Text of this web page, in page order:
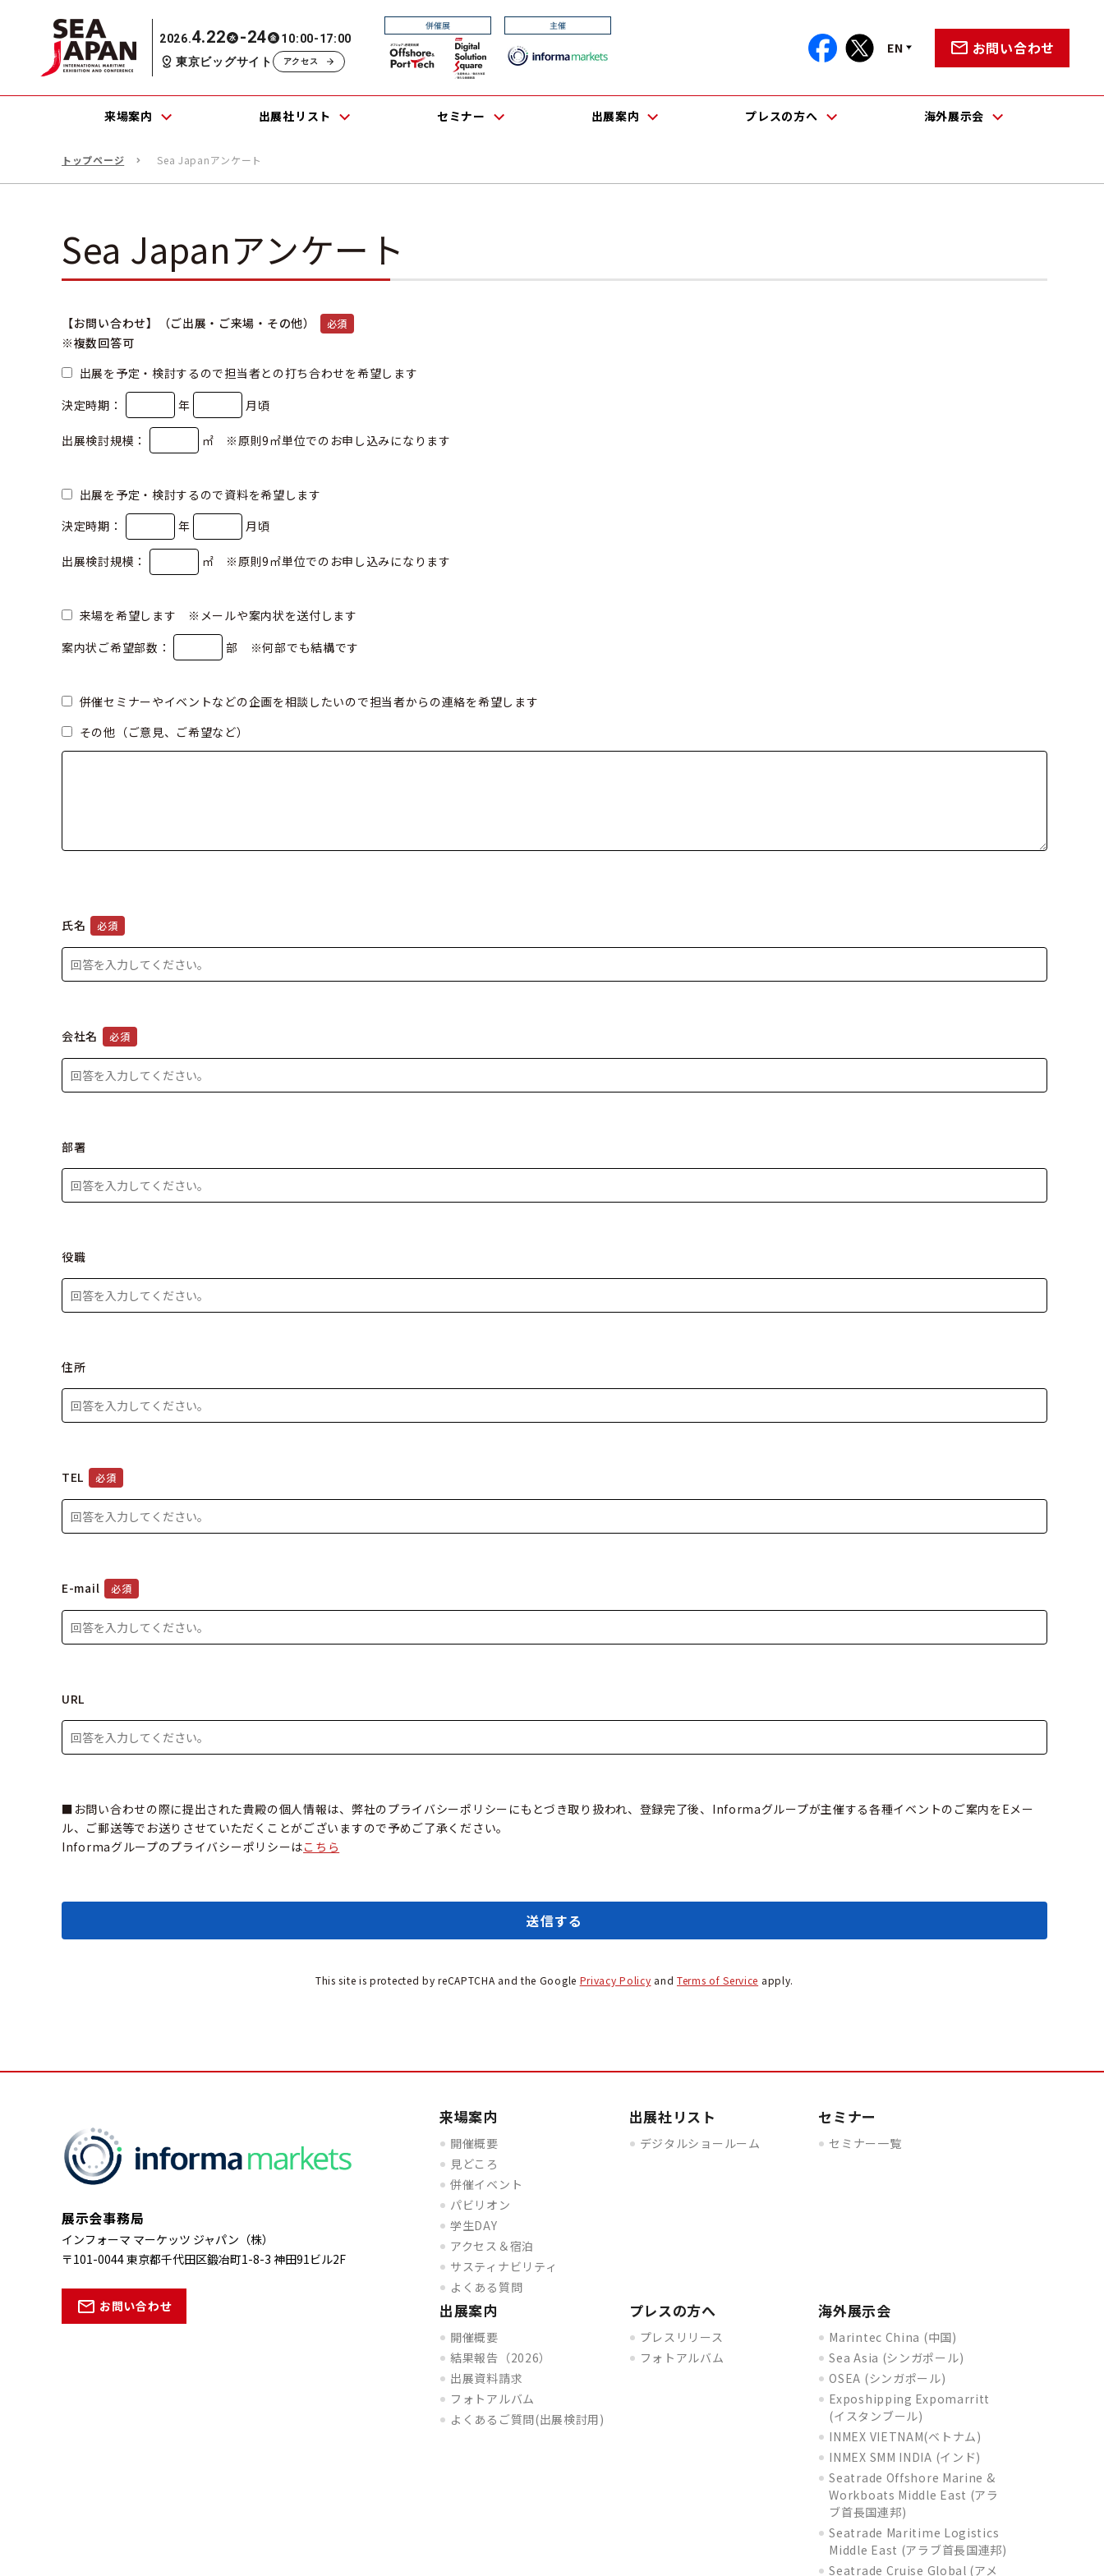
2026.4.22 水 -24 金
10:00-17:00
東京ビッグサイト
アクセス
お問い合わせ
EN
来場案内 出展社リスト セミナー 出展案内 プレスの方へ 海外展示会
トップページ Sea Japanアンケート
Sea Japanアンケート
【お問い合わせ】（ご出展・ご来場・その他） 必須
※複数回答可
出展を予定・検討するので担当者との打ち合わせを希望します
決定時期：
年 月頃
出展検討規模： ㎡ ※原則9㎡単位でのお申し込みになります
出展を予定・検討するので資料を希望します
決定時期：
年 月頃
出展検討規模： ㎡ ※原則9㎡単位でのお申し込みになります
来場を希望します ※メールや案内状を送付します
案内状ご希望部数：
部 ※何部でも結構です
併催セミナーやイベントなどの企画を相談したいので担当者からの連絡を希望します
その他（ご意見、ご希望など）
氏名 必須
会社名 必須
部署
役職
住所
TEL 必須
E-mail 必須
URL
■お問い合わせの際に提出された貴殿の個人情報は、弊社のプライバシーポリシーにもとづき取り扱われ、登録完了後、Informaグループが主催する各種イベントのご案内をEメー
ル、ご郵送等でお送りさせていただくことがございますので予めご了承ください。
Informaグループのプライバシーポリシーはこちら
This site is protected by reCAPTCHA and the Google Privacy Policy and Terms of Service apply.
展示会事務局
インフォーマ マーケッツ ジャパン（株）
〒101-0044 東京都千代田区鍛冶町1-8-3 神田91ビル2F
お問い合わせ
来場案内
開催概要
見どころ
併催イベント
パビリオン
学生DAY
アクセス＆宿泊
サスティナビリティ
よくある質問
出展社リスト
デジタルショールーム
セミナー
セミナー一覧
出展案内
開催概要
結果報告（2026）
出展資料請求
フォトアルバム
よくあるご質問(出展検討用)
プレスの方へ
プレスリリース
フォトアルバム
海外展示会
Marintec China (中国)
Sea Asia (シンガポール)
OSEA (シンガポール)
Exposhipping Expomarritt
(イスタンブール)
INMEX VIETNAM(ベトナム)
INMEX SMM INDIA (インド)
Seatrade Offshore Marine &
Workboats Middle East (アラ
ブ首長国連邦)
Seatrade Maritime Logistics
Middle East (アラブ首長国連邦)
Seatrade Cruise Global (アメ